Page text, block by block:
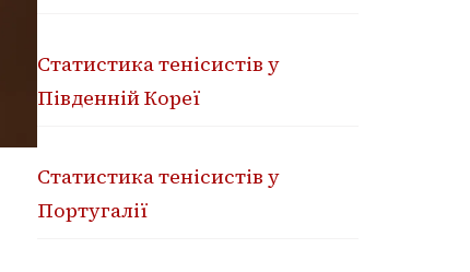
Статистика тенісистів у
Південній Кореї
Статистика тенісистів у
Португалії